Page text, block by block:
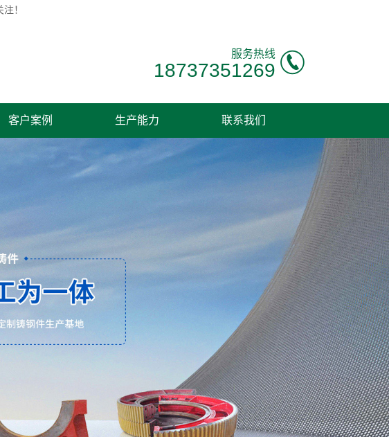
！
服务热线
18737351269
客户案例 生产能力 联系我们